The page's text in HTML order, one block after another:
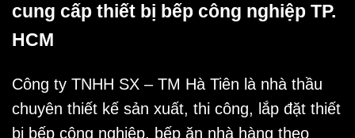
cung cấp thiết bị bếp công nghiệp TP.
HCM
Công ty TNHH SX – TM Hà Tiên là nhà thầu
chuyên thiết kế sản xuất, thi công, lắp đặt thiết
bị bếp công nghiệp, bếp ăn nhà hàng theo